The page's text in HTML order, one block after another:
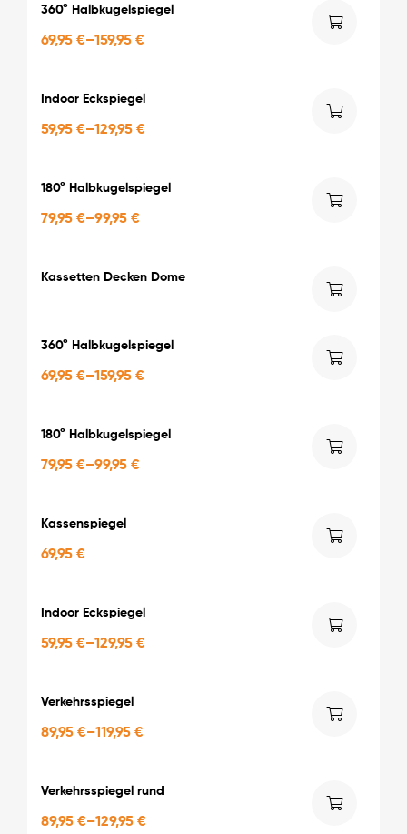
360° Halbkugelspiegel
69,95 €–159,95 €
Indoor Eckspiegel
59,95 €–129,95 €
180° Halbkugelspiegel
79,95 €–99,95 €
Kassetten Decken Dome
360° Halbkugelspiegel
69,95 €–159,95 €
180° Halbkugelspiegel
79,95 €–99,95 €
Kassenspiegel
69,95 €
Indoor Eckspiegel
59,95 €–129,95 €
Verkehrsspiegel
89,95 €–119,95 €
Verkehrsspiegel rund
89,95 €–129,95 €